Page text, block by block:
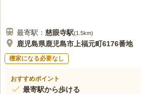
最寄駅： 慈眼寺駅(1.5km)
鹿児島県鹿児島市上福元町6176番地
檀家になる必要なし
おすすめポイント
最寄駅から歩ける